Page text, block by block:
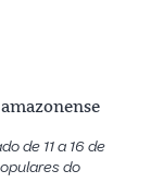
de 11 a 16 de
do